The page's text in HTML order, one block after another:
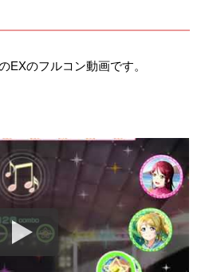
EXのフルコン動画です。